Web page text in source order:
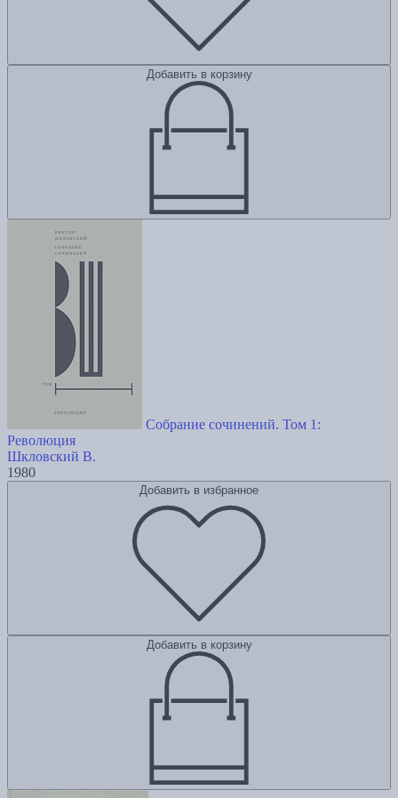
Добавить в корзину
Собрание сочинений. Том 1:
Революция
Шкловский В.
1980
Добавить в избранное
Добавить в корзину